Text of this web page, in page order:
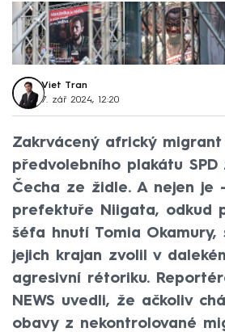
Viet Tran
7. zář 2024, 12:20
Zakrvácený africký
předvolebního plakátu
Čecha ze židle. A nejen je
prefektuře Niigata, odkud
šéfa hnutí Tomia
jejich krajan zvolil v
agresivní rétoriku.
NEWS uvedli, že ačkoliv
obavy z nekontrolované